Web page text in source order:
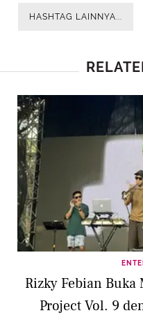
HASHTAG LAINNYA...
Rizky Febian Buka
Project Vol. 9